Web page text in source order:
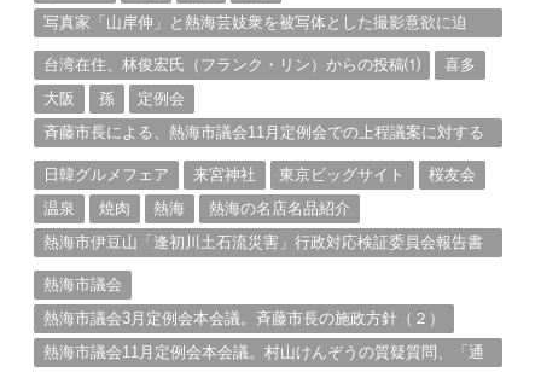
写真家「山岸伸」と熱海芸妓衆を被写体とした撮影意欲に迫
台湾在住、林俊宏氏（フランク・リン）からの投稿⑴
喜多
大阪
孫
定例会
斉藤市長による、熱海市議会11月定例会での上程議案に対する
日韓グルメフェア
来宮神社 東京ビッグサイト
桜友会
温泉
焼肉 熱海
熱海の名店名品紹介
熱海市伊豆山「逢初川土石流災害」行政対応検証委員会報告書
熱海市議会
熱海市議会3月定例会本会議。斉藤市長の施政方針（２）
熱海市議会11月定例会本会議。村山けんぞうの質疑質問、「通